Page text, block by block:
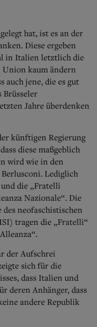
hat, ist es an der
Diese ergeben
in Italien letztlich die
Union kaum ändern
auch jene, die es gut
Brüsseler
Jahre überdenken
künftigen Regierung
diese maßgeblich
wird wie in den
Lediglich
die „Fratelli
Nazionale“. Die
neofaschistischen
tragen die „Fratelli“
der Aufschrei
sich für die
dass Italien und
deren Anhänger, dass
andere Republik